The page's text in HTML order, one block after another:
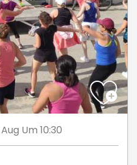
Aug Um 10:30